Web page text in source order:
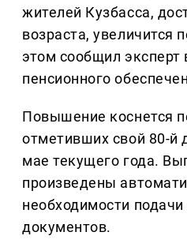
жителей Кузбасса,
возраста, увеличится
этом сообщил эксперт
пенсионного
Повышение коснется
отметивших свой 80-й
мае текущего года.
произведены
необходимости
документов.